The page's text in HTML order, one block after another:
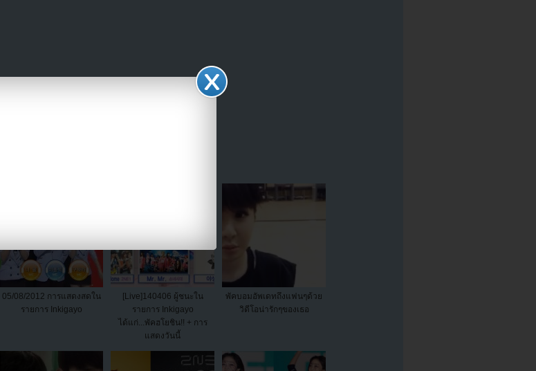
05/08/2012 การแสดงสดใน
รายการ Inkigayo
[Live]140406 ผู้ชนะใน
รายการ Inkigayo
ได้แก่...พัคฮโยชิน!! + การ
แสดงวันนี้
พัคบอมอัพเดทถึงแฟนๆด้วย
วิดีโอน่ารักๆของเธอ